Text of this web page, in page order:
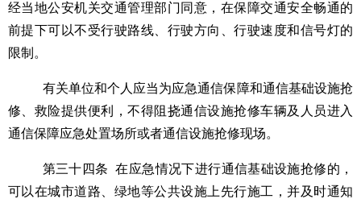
经当地公安机关交通管理部门同意，在保障交通安全畅通的
前提下可以不受行驶路线、行驶方向、行驶速度和信号灯的
限制。
有关单位和个人应当为应急通信保障和通信基础设施抢
修、救险提供便利，不得阻挠通信设施抢修车辆及人员进入
通信保障应急处置场所或者通信设施抢修现场。
第三十四条
在应急情况下进行通信基础设施抢修的，
可以在城市道路、绿地等公共设施上先行施工，并及时通知